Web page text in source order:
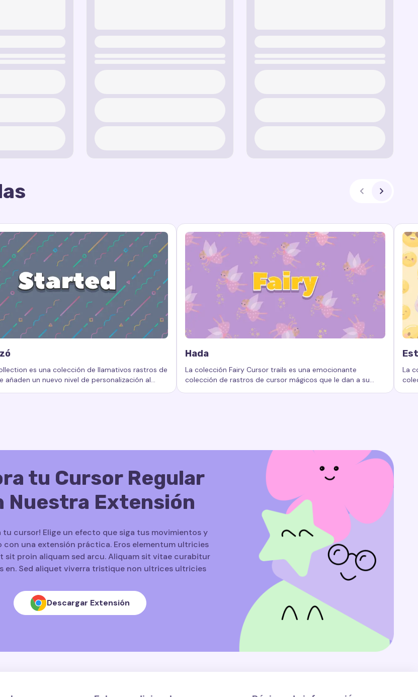
cursor, colección de efectos, efectos animados de cursor
es una colección de llamativos rastros de
añaden un nuevo nivel de personalización al
Comenzó, rastros de cursor personalizados, efectos de cursor, colección de efectos, efectos animados
Hada
La colección Fairy Cursor trails es una emocionante
colección de rastros de cursor mágicos que le dan a su
Hada, rastros de cursor personalizados,
La
tu Cursor Regular
Nuestra Extensión
tu cursor! Elige un efecto que siga tus movimientos y
con una extensión práctica. Eros elementum ultricies
sit proin aliquam sed arcu. Aliquam sit vitae curabitur
en. Sed aliquet viverra tristique non ultrices ultricies
Descargar Extensión